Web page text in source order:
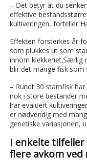
– Det betyr at du
effektive
kultiveringen, forteller
Effekten forsterkes år
som plukkes ut som
innom klekkeriet.Særlig
blir det mange fisk
– Rundt 30 stamfisk
nok i store bestander
har evaluert
er nødvendig med
genetiske variasjonen,
I enkelte
flere avkom